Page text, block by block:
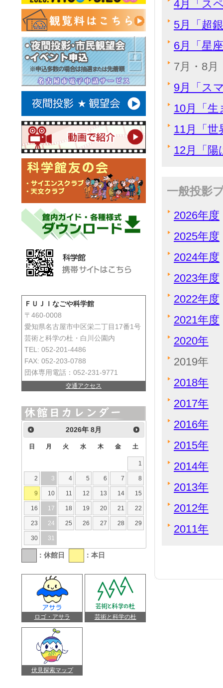
4月「ス
5月「超
6月「星
7月・8月
9月「ス
10月「生
11月「世
12月「
一般投影
2026年度
2025年度
2024年度
2023年度
2022年度
2021年度
2020年
2019年
2018年
2017年
2016年
2015年
2014年
2013年
2012年
2011年
ＦＵＪＩなごや科学館
〒460-0008
愛知県名古屋市中区栄二丁目17番1号
芸術と科学の杜・白川公園内
TEL: 052-201-4486
FAX: 052-203-0788
団体専用電話：052-231-9771
交通アクセス
2026年8月
日 月 火 水 木 金 土
1
2 3 4 5 6 7 8
9 10 11 12 13 14 15
16 17 18 19 20 21 22
23 24 25 26 27 28 29
30 31
：休館日 ：本日
ロゴ・アサラ 芸術と科学の杜
伏見探索マップ